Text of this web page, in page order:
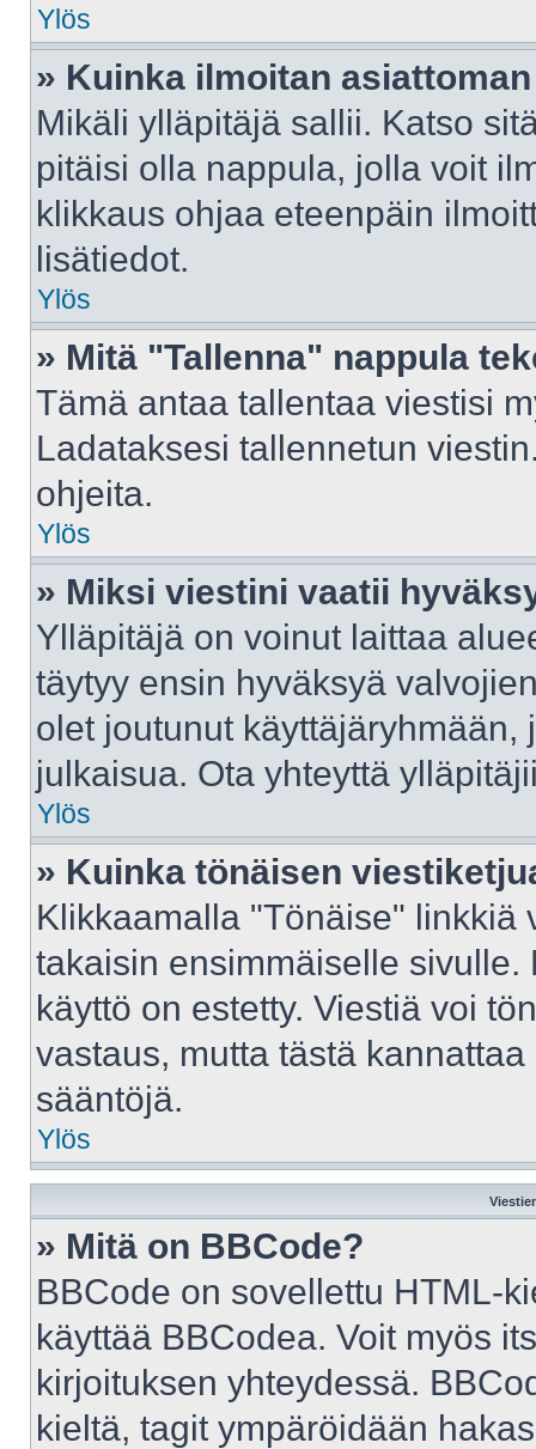
Ylös
» Kuinka ilmoitan
Mikäli ylläpitäjä sallii. Katso
pitäisi olla nappula, jolla voit
klikkaus ohjaa eteenpäin
lisätiedot.
Ylös
» Mitä "Tallenna" nappula
Tämä antaa tallentaa viestisi
Ladataksesi tallennetun
ohjeita.
Ylös
» Miksi viestini vaatii
Ylläpitäjä on voinut laittaa
täytyy ensin hyväksyä
olet joutunut
julkaisua. Ota yhteyttä
Ylös
» Kuinka tönäisen
Klikkaamalla "Tönäise" linkkiä
takaisin ensimmäiselle
käyttö on estetty. Viestiä voi
vastaus, mutta tästä
sääntöjä.
Ylös
» Mitä on BBCode?
BBCode on sovellettu HTML-
käyttää BBCodea. Voit myös
kirjoituksen yhteydessä.
kieltä, tagit ympäröidään